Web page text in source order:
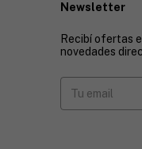
Newsletter
Recibí ofertas
novedades